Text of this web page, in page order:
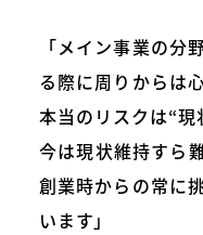
「メイン事業の分
る際に周りからは
本当のリスクは“現
今は現状維持すら
創業時からの常に
います」